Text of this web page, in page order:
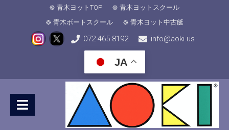
青木ヨットTOP
青木ヨットスクール
青木ボートスクール
青木ヨット中古艇
072-465-8192 info@aoki.us
JA